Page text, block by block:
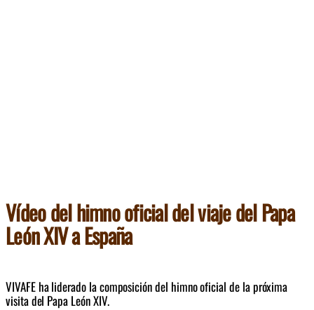
Vídeo del himno oficial del viaje del Papa
León XIV a España
VIVAFE ha liderado la composición del himno oficial de la próxima
visita del Papa León XIV.